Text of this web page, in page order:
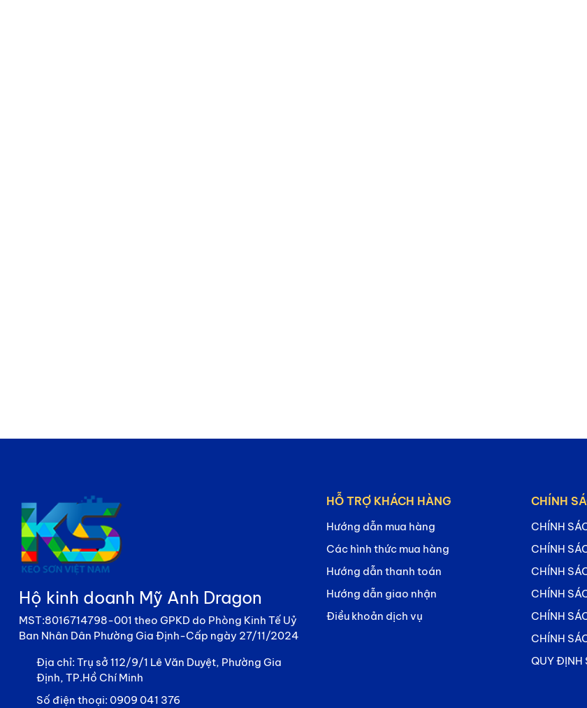
Hộ kinh doanh Mỹ Anh Dragon
MST:8016714798-001 theo GPKD do Phòng Kinh Tế Uỷ
Ban Nhân Dân Phường Gia Định-Cấp ngày 27/11/2024
Địa chỉ: Trụ sở 112/9/1 Lê Văn Duyệt, Phường Gia
Định, TP.Hồ Chí Minh
Số điện thoại: 0909 041 376
HỖ TRỢ KHÁCH HÀNG
Hướng dẫn mua hàng
Các hình thức mua hàng
Hướng dẫn thanh toán
Hướng dẫn giao nhận
Điều khoản dịch vụ
CHÍNH
CHÍNH
CHÍNH
CHÍNH
CHÍNH
CHÍNH
CHÍNH
QUY ĐỊNH